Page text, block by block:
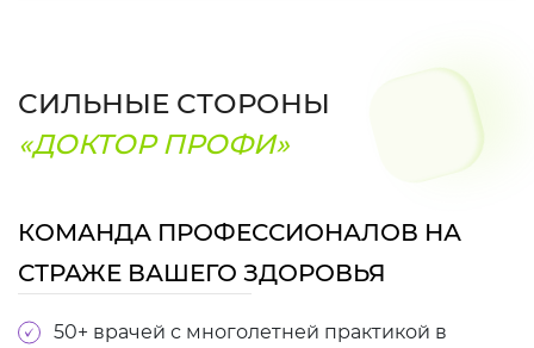
СИЛЬНЫЕ СТОРОНЫ
«ДОКТОР ПРОФИ»
КОМАНДА ПРОФЕССИОНАЛОВ НА
СТРАЖЕ ВАШЕГО ЗДОРОВЬЯ
50+ врачей с многолетней практикой в